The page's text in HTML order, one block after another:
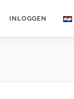
INLOGGEN